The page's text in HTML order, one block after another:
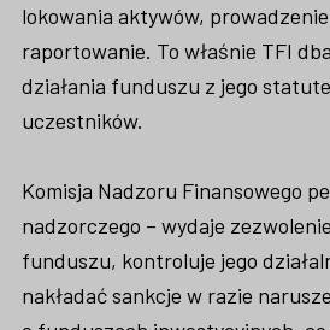
lokowania aktywów,
raportowanie. To właśnie TFI
działania funduszu z jego
uczestników.
Komisja Nadzoru Finansowego
nadzorczego – wydaje
funduszu, kontroluje jego
nakładać sankcje w razie